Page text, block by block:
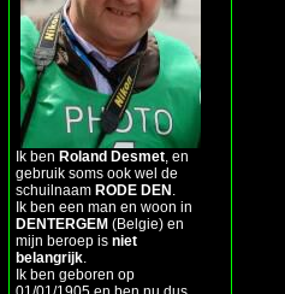
Ik ben Roland Desmet , en
gebruik soms ook wel de
schuilnaam RODE DEN
Ik ben een man en woon in
DENTERGEM (Belgie) en
mijn beroep is niet
belangrijk
Ik ben geboren op